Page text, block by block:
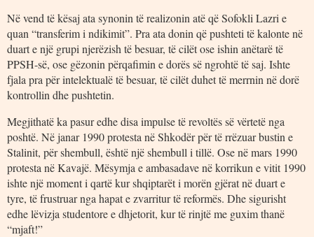
Në vend të kësaj ata synonin të realizonin atë që Sofokli Lazri e
quan “transferim i ndikimit”. Pra ata donin që pushteti të kalonte në
duart e një grupi njerëzish të besuar, të cilët ose ishin anëtarë të
PPSH-së, ose gëzonin përqafimin e dorës së ngrohtë të saj. Ishte
fjala pra për intelektualë të besuar, të cilët duhet të merrnin në dorë
kontrollin dhe pushtetin.
Megjithatë ka pasur edhe disa impulse të revoltës së vërtetë nga
poshtë. Në janar 1990 protesta në Shkodër për të rrëzuar bustin e
Stalinit, për shembull, është një shembull i tillë. Ose në mars 1990
protesta në Kavajë. Mësymja e ambasadave në korrikun e vitit 1990
ishte një moment i qartë kur shqiptarët i morën gjërat në duart e
tyre, të frustruar nga hapat e zvarritur të reformës. Dhe sigurisht
edhe lëvizja studentore e dhjetorit, kur të rinjtë me guxim thanë
“mjaft!”